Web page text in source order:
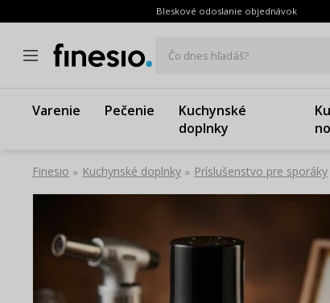
Bleskové odoslanie objednávok
Čo dnes hľadáš?
Varenie Pečenie
Kuchynské
doplnky
Finesio » Kuchynské doplnky » Príslušenstvo pre sporáky